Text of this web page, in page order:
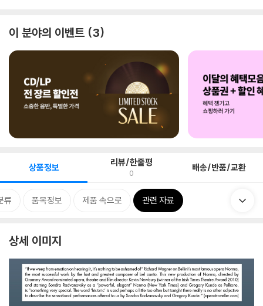
이 분야의 이벤트 3
상품정보 리뷰/한줄평
0 배송/반품/교환
류 품목정보 제품 속으로 관련 자료
상세 이미지